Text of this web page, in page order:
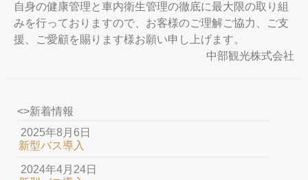
自身の健康管理と車内衛生管理の徹底に最大限の取り組
みを行っておりますので、お客様のご理解ご協力、ご支
援、ご愛顧を賜ります様お願い申し上げます。
中部観光株式会社
<>新着情報
2025年8月6日
新型バス導入
2024年4月24日